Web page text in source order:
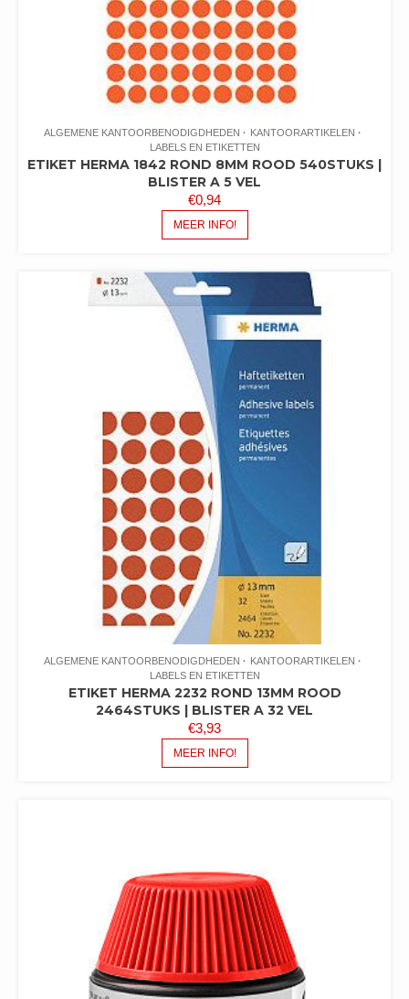
ALGEMENE KANTOORBENODIGDHEDEN
KANTOORARTIKELEN
LABELS EN ETIKETTEN
ETIKET HERMA 1842 ROND 8MM ROOD 540STUKS |
BLISTER A 5 VEL
€0,94
MEER INFO!
ALGEMENE KANTOORBENODIGDHEDEN
KANTOORARTIKELEN
LABELS EN ETIKETTEN
ETIKET HERMA 2232 ROND 13MM ROOD
2464STUKS | BLISTER A 32 VEL
€3,93
MEER INFO!